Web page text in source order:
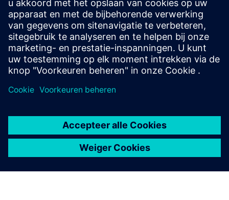
Aanvullende informatie en bronnen
Ethon Industrial AI Platform — Samenvatting